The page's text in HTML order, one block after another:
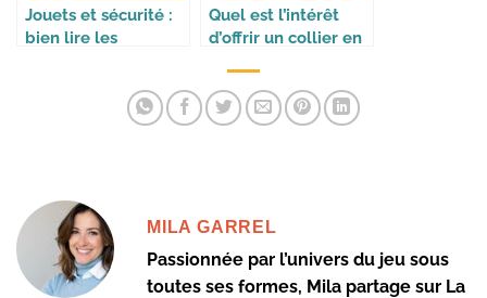
Jouets et sécurité :
bien lire les
Quel est l’intérêt
d’offrir un collier en
MILA GARREL
Passionnée par l’univers du jeu sous
toutes ses formes, Mila partage sur La